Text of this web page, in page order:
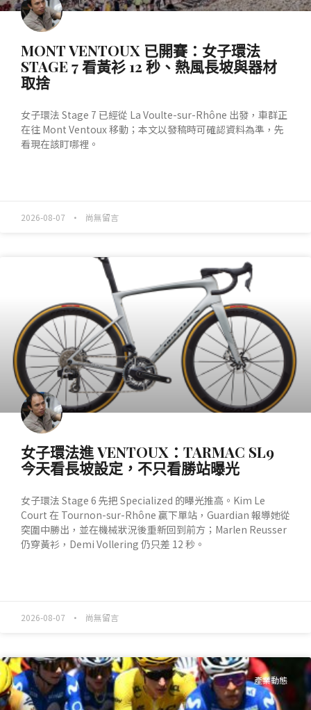
MONT VENTOUX 已開賽：女子環法
STAGE 7 看黃衫 12 秒、熱風長坡與器材
取捨
女子環法 Stage 7 已經從 La Voulte-sur-Rhône 出發，車群正
在往 Mont Ventoux 移動；本文以發稿時可確認資料為準，先
看現在該盯哪裡。
2026-08-07 尚無留言
女子環法進 VENTOUX：TARMAC SL9
今天看長坡設定，不只看勝站曝光
女子環法 Stage 6 先把 Specialized 的曝光推高。Kim Le
Court 在 Tournon-sur-Rhône 贏下單站，Guardian 報導她從
突圍中勝出，並在機械狀況後重新回到前方；Marlen Reusser
仍穿黃衫，Demi Vollering 仍只差 12 秒。
2026-08-07 尚無留言
產業動態